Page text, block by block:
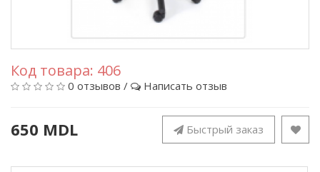
Код товара: 406
0 отзывов / Написать отзыв
650 MDL Быстрый заказ